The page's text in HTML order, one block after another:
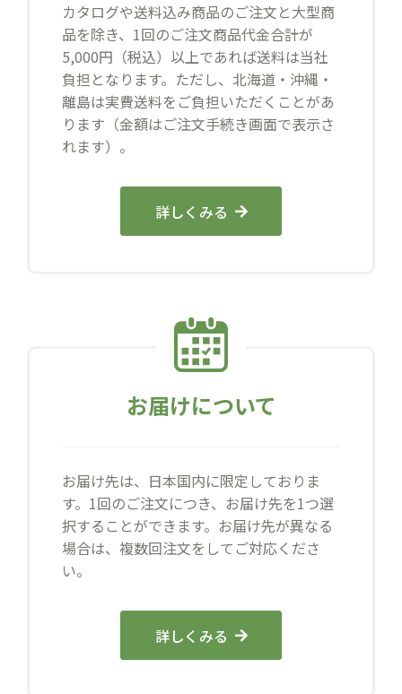
カタログや送料込み商品のご注文と大型商
品を除き、1回のご注文商品代金合計が
5,000円（税込）以上であれば送料は当社
負担となります。ただし、北海道・沖縄・
離島は実費送料をご負担いただくことがあ
ります（金額はご注文手続き画面で表示さ
れます）。
詳しくみる
お届けについて
お届け先は、日本国内に限定しておりま
す。1回のご注文につき、お届け先を1つ選
択することができます。お届け先が異なる
場合は、複数回注文をしてご対応くださ
い。
詳しくみる